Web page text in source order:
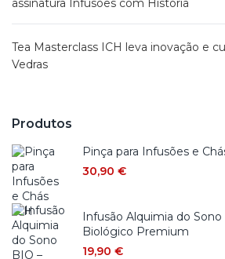
assinatura Infusões com História
Tea Masterclass ICH leva inovação e
Vedras
Produtos
Pinça para Infusões e
30,90 €
Infusão Alquimia do
Biológico Premium
19,90 €